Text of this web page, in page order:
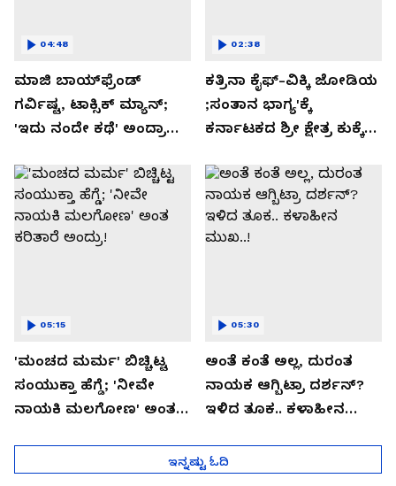
ಮಾಜಿ ಬಾಯ್‌ಫ್ರೆಂಡ್
ಗರ್ವಿಷ್ಟ, ಟಾಕ್ಸಿಕ್ ಮ್ಯಾನ್;
'ಇದು ನಂದೇ ಕಥೆ' ಅಂದ್ರಾ
ಮಂದಣ್ಣ?
04:48
ಕತ್ರಿನಾ ಕೈಫ್-ವಿಕ್ಕಿ ಜೋಡಿಯ
;ಸಂತಾನ ಭಾಗ್ಯ'ಕ್ಕೆ
ಕರ್ನಾಟಕದ ಶ್ರೀ ಕ್ಷೇತ್ರ ಕುಕ್ಕೆ
02:38
'ಮಂಚದ ಮರ್ಮ' ಬಿಚ್ಚಿಟ್ಟ
ಸಂಯುಕ್ತಾ ಹೆಗ್ಡೆ; 'ನೀವೇ
ನಾಯಕಿ ಮಲಗೋಣ' ಅಂತ
05:15
ಅಂತೆ ಕಂತೆ ಅಲ್ಲ, ದುರಂತ
ನಾಯಕ ಆಗ್ಬಿಟ್ರಾ ದರ್ಶನ್?
ಇಳಿದ ತೂಕ.. ಕಳಾಹೀನ
05:30
ಇನ್ನಷ್ಟು ಓದಿ